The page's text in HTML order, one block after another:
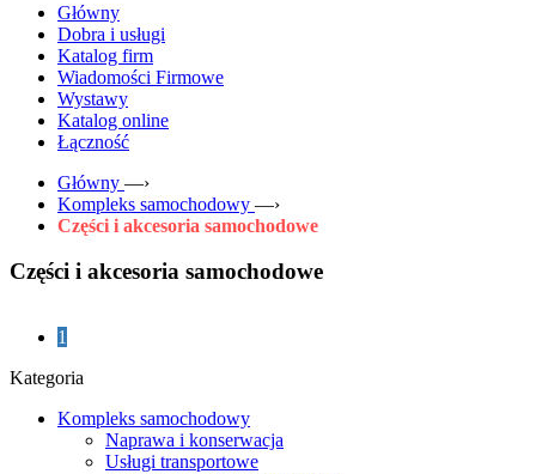
Główny
Dobra i usługi
Katalog firm
Wiadomości Firmowe
Wystawy
Katalog online
Łączność
Główny —›
Kompleks samochodowy —›
Części i akcesoria samochodowe
Części i akcesoria samochodowe
1
Kategoria
Kompleks samochodowy
Naprawa i konserwacja
Usługi transportowe